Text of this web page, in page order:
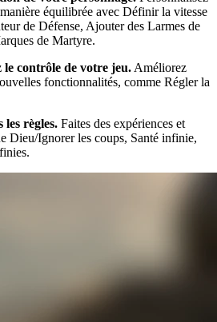
équilibrée avec Définir la vitesse
de Défense, Ajouter des Larmes de
de Martyre.
le contrôle de votre jeu. Améliorez
fonctionnalités, comme Régler la
les règles. Faites des expériences et
Dieu/Ignorer les coups, Santé infinie,